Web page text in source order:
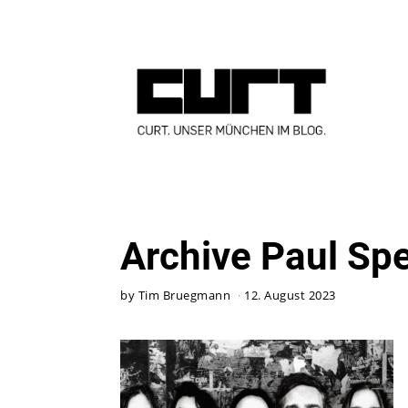
Archive Paul
by Tim Bruegmann 12. August 2023